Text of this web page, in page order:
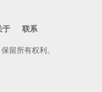
于 联系
留所有权利。